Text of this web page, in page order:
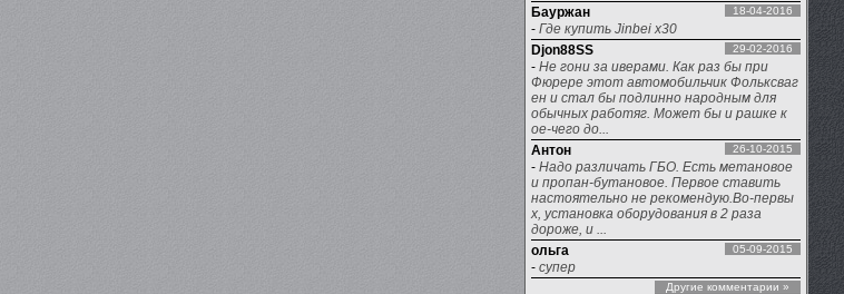
Бауржан
18-04-2016
- Где купить Jinbei x30
Djon88SS
29-02-2016
- Не гони за иверами. Как раз бы при
Фюрере этот автомобильчик Фольксваг
ен и стал бы подлинно народным для
обычных работяг. Может бы и рашке к
ое-чего до...
Антон
26-10-2015
- Надо различать ГБО. Есть метановое
и пропан-бутановое. Первое ставить
настоятельно не рекомендую.Во-первы
х, установка оборудования в 2 раза
дороже, и ...
ольга
05-09-2015
- супер
Другие комментарии »